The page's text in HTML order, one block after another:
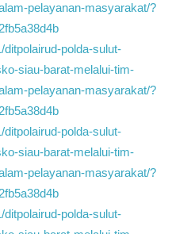
pelayanan-masyarakat/?
polda-sulut-
siau-barat-melalui-tim-
pelayanan-masyarakat/?
polda-sulut-
siau-barat-melalui-tim-
pelayanan-masyarakat/?
polda-sulut-